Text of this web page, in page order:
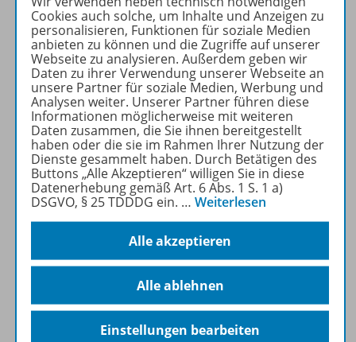
Details
Nachhaltig ins neue Schuljahr
Sofort verfügbar
Dateiformat:PDF-Dokument
Klassenstufen:1. Schuljahr
bis 4. Schuljahr
OD200028014051 2,99 €
Details
stock.adobe.com/
Cookies auch solche, um Inhalte und Anzeigen zu
personalisieren, Funktionen für soziale Medien
anbieten zu können und die Zugriffe auf unserer
Webseite zu analysieren. Außerdem geben wir
Daten zu ihrer Verwendung unserer Webseite an
unsere Partner für soziale Medien, Werbung und
Analysen weiter. Unserer Partner führen diese
Informationen möglicherweise mit weiteren
Daten zusammen, die Sie ihnen bereitgestellt
haben oder die sie im Rahmen Ihrer Nutzung der
Dienste gesammelt haben. Durch Betätigen des
Buttons „Alle Akzeptieren“ willigen Sie in diese
Datenerhebung gemäß Art. 6 Abs. 1 S. 1 a)
DSGVO, § 25 TDDDG ein. … Weiterlesen
Alle akzeptieren
Alle ablehnen
Einstellungen bearbeiten